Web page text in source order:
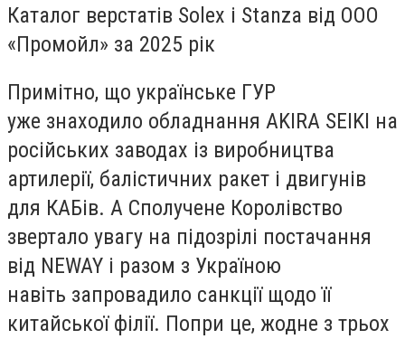
Каталог верстатів Solex і Stanza від ООО
«Промойл» за 2025 рік
Примітно, що українське ГУР
уже знаходило обладнання AKIRA SEIKI на
російських заводах із виробництва
артилерії, балістичних ракет і двигунів
для КАБів. А Сполучене Королівство
звертало увагу на підозрілі постачання
від NEWAY і разом з Україною
навіть запровадило санкції щодо її
китайської філії. Попри це, жодне з трьох